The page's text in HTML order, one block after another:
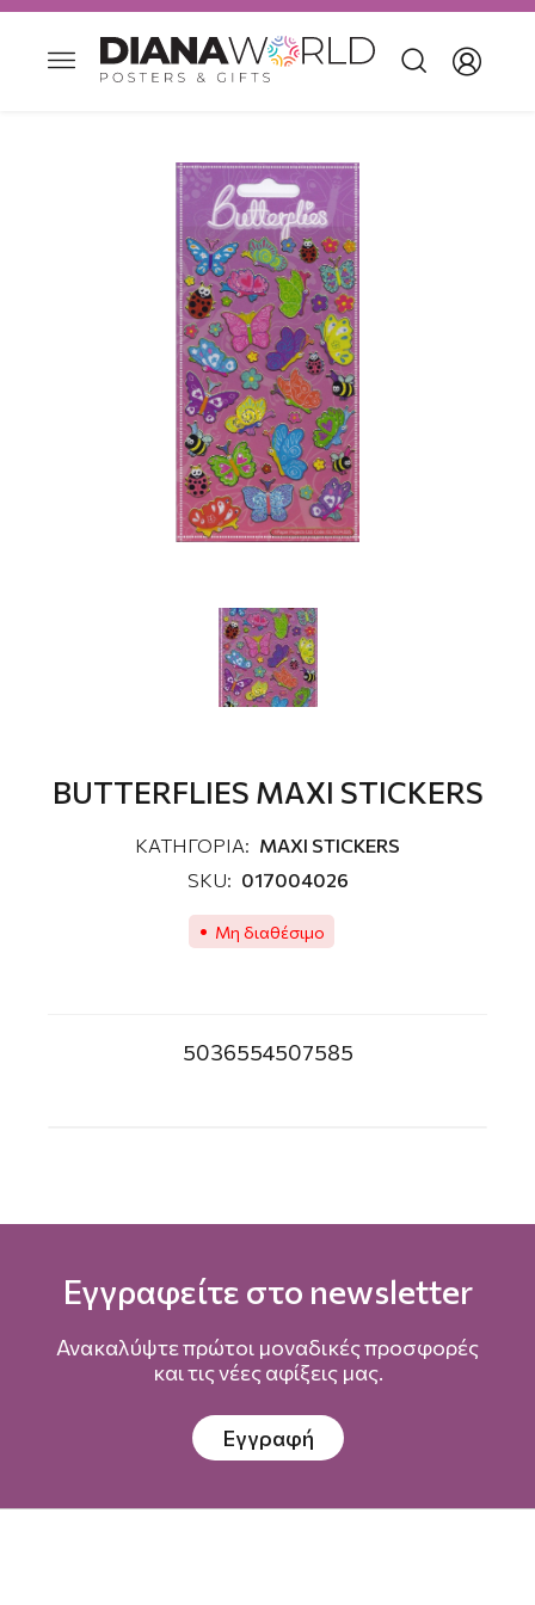
BUTTERFLIES MAXI STICKERS
ΚΑΤΗΓΟΡΙΑ: MAXI STICKERS
SKU: 017004026
Μη διαθέσιμο
5036554507585
Εγγραφείτε στο newsletter
Ανακαλύψτε πρώτοι μοναδικές προσφορές
και τις νέες αφίξεις μας.
Εγγραφή